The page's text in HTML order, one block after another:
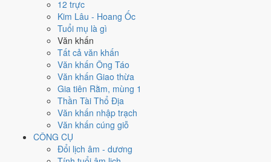
12 trực
Kim Lâu - Hoang Ốc
Tuổi mụ là gì
Văn khấn
Tất cả văn khấn
Văn khấn Ông Táo
Văn khấn Giao thừa
Gia tiên Rằm, mùng 1
Thần Tài Thổ Địa
Văn khấn nhập trạch
Văn khấn cúng giỗ
CÔNG CỤ
Đổi lịch âm - dương
Ngày 27/11/2024 đạt10.0/10
Cưới hỏi - đính hôn (10/10), thấp nhất là
Trực Thành (ngày thành tựu - đại cát, tốt cho mọi việc) và gặp Sao
Minh Đường hoàng đạo nên điểm từng việc chênh nhau như bảng
Cưới hỏi - đính hôn
/10Rất tốt
Cưới hỏi - đính hôn hôm nay ở
Trực Thành, Sao Bích và Ngày Hoàng Đạo
Cách tính ngày tốt
🏪
Khai trương - mở cửa hàng
/10Rất tốt